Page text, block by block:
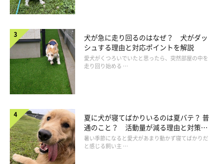
犬が急に走り回るのはなぜ？ 犬がダッ
シュする理由と対応ポイントを解説
愛犬がくつろいでいたと思ったら、突然部屋の中を
走り回り始める …
夏に犬が寝てばかりいるのは夏バテ？ 普
通のこと？ 活動量が減る理由と対策と
は
暑い季節になると愛犬があまり動かず寝てばかりだ
と感じる飼い主 …